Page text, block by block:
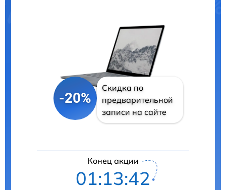
-20%
Скидка по
предварительной
записи на сайте
Конец акции
01:13:41